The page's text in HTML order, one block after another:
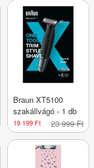
Braun XT5100
szakállvágó - 1 db
19 199 Ft 23 999 Ft